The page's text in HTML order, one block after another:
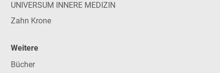
UNIVERSUM INNERE MEDIZIN
Zahn Krone
Weitere
Bücher